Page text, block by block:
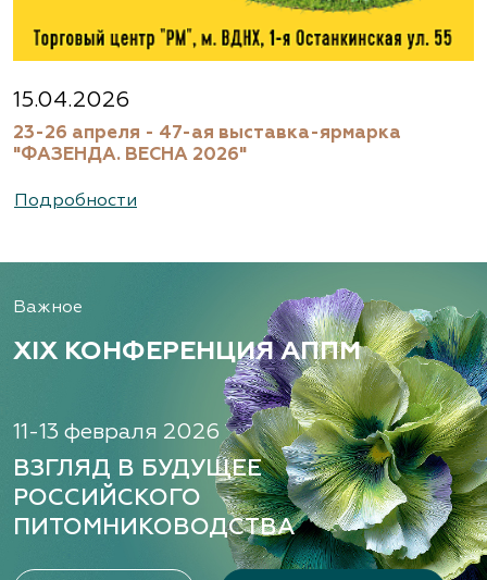
15.04.2026
23-26 апреля - 47-ая выставка-ярмарка
"ФАЗЕНДА. ВЕСНА 2026"
Подробности
Важное
XIX КОНФЕРЕНЦИЯ АППМ
11-13 февраля 2026
ВЗГЛЯД В БУДУЩЕЕ
РОССИЙСКОГО
ПИТОМНИКОВОДСТВА